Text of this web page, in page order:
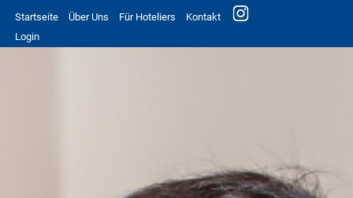
Startseite Über Uns Für Hoteliers
Kontakt
Login